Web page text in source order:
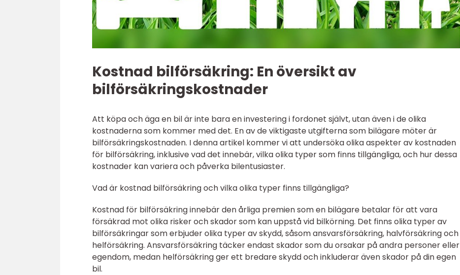
Kostnad bilförsäkring: En översikt av
bilförsäkringskostnader
Att köpa och äga en bil är inte bara en investering i fordonet självt, utan även i de olika
kostnaderna som kommer med det. En av de viktigaste utgifterna som bilägare möter är
bilförsäkringskostnaden. I denna artikel kommer vi att undersöka olika aspekter av kostnaden
för bilförsäkring, inklusive vad det innebär, vilka olika typer som finns tillgängliga, och hur dessa
kostnader kan variera och påverka bilentusiaster.
Vad är kostnad bilförsäkring och vilka olika typer finns tillgängliga?
Kostnad för bilförsäkring innebär den årliga premien som en bilägare betalar för att vara
försäkrad mot olika risker och skador som kan uppstå vid bilkörning. Det finns olika typer av
bilförsäkringar som erbjuder olika typer av skydd, såsom ansvarsförsäkring, halvförsäkring och
helförsäkring. Ansvarsförsäkring täcker endast skador som du orsakar på andra personer eller
egendom, medan helförsäkring ger ett bredare skydd och inkluderar även skador på din egen
bil.